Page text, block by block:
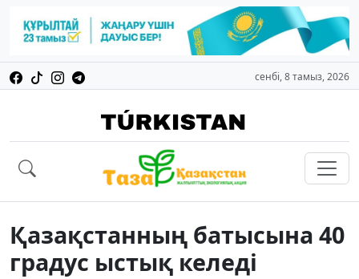
сенбі, 8 тамыз, 2026
Қазақстанның батысына 40
градус ыстық келеді